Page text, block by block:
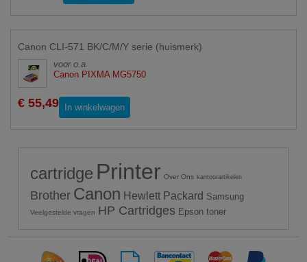
Canon CLI-571 BK/C/M/Y serie (huismerk)
voor o.a.
Canon PIXMA MG5750
€ 55,49 In winkelwagen
cartridge Printer Over Ons kantoorartikelen
Brother Canon Hewlett Packard Samsung
Veelgestelde vragen HP Cartridges Epson toner